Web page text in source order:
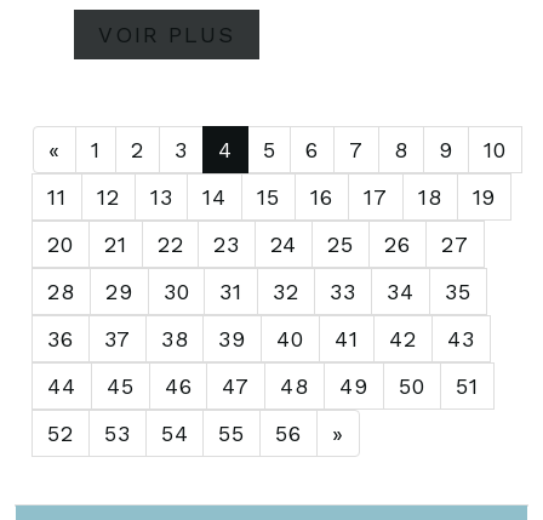
VOIR PLUS
« 1 2 3 4 5 6 7 8 9
10
11
12 13 14 15 16 17 18
19
20
21 22 23 24 25 26
27
28
29 30 31 32 33 34
35
36
37 38 39 40 41 42
43
44
45 46 47 48 49 50
51
52
53 54 55 56 »